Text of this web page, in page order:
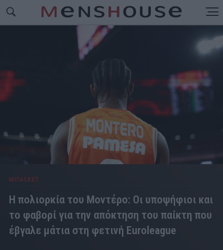
ΜΠΑΣΚΕΤ
Η πολιορκία του Μοντέρο: Οι υποψήφιοι και
το φαβορί για την απόκτηση του παίκτη που
έβγαλε μάτια στη φετινή Euroleague